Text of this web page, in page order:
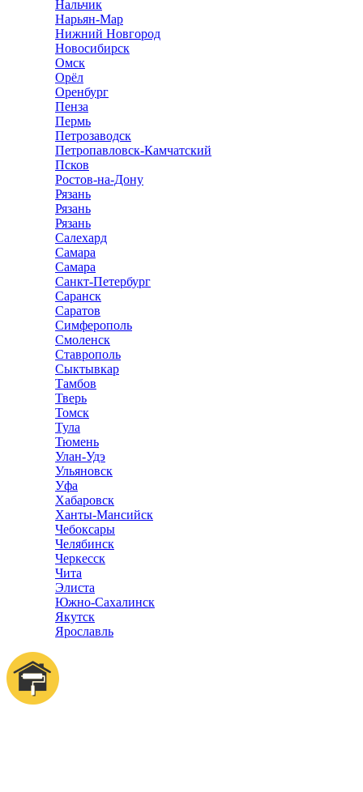
Нальчик
Нарьян-Мар
Нижний Новгород
Новосибирск
Омск
Орёл
Оренбург
Пенза
Пермь
Петрозаводск
Петропавловск-Камчатский
Псков
Ростов-на-Дону
Рязань
Рязань
Рязань
Салехард
Самара
Самара
Санкт-Петербург
Саранск
Саратов
Симферополь
Смоленск
Ставрополь
Сыктывкар
Тамбов
Тверь
Томск
Тула
Тюмень
Улан-Удэ
Ульяновск
Уфа
Хабаровск
Ханты-Мансийск
Чебоксары
Челябинск
Черкесск
Чита
Элиста
Южно-Сахалинск
Якутск
Ярославль